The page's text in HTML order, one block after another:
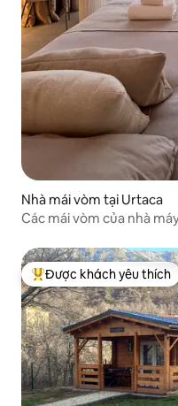
Nhà mái vòm tại Urtaca
Các mái vòm của nhà
Được khách yêu thích
Được khách yêu thích